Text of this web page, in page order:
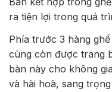
ra tiện lợi trong quá
Phía trước 3 hàng
cùng còn được trang
bàn này cho không
và hài hoà, sang